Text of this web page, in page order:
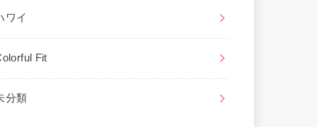
ワイ
Fit
分類